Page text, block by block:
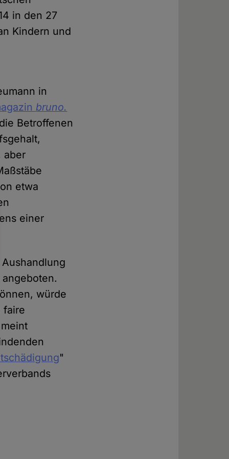
in den 27
Kindern und
in
bruno.
Betroffenen
aber
etwa
einer
würde
faire
"